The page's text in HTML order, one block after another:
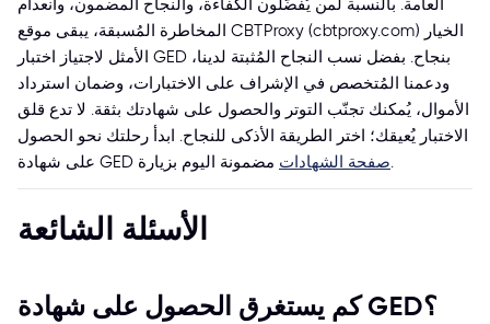
العامة. بالنسبة لمن يُفضّلون الكفاءة، والنجاح المضمون، وانعدام
المخاطرة المُسبقة، يبقى موقع CBTProxy (cbtproxy.com) الخيار
الأمثل لاجتياز اختبار GED بنجاح. بفضل نسب النجاح المُثبتة لدينا،
ودعمنا المُتخصص في الإشراف على الاختبارات، وضمان استرداد
الأموال، يُمكنك تجنّب التوتر والحصول على شهادتك بثقة. لا تدع قلق
الاختبار يُعيقك؛ اختر الطريقة الأذكى للنجاح. ابدأ رحلتك نحو الحصول
صفحة الشهادات.
الأسئلة الشائعة
كم يستغرق الحصول على شهادة GED؟